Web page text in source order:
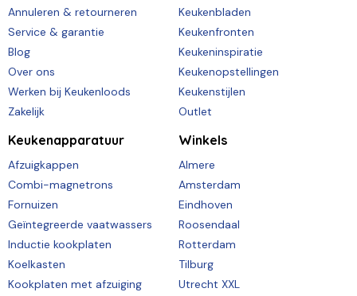
Annuleren & retourneren
Service & garantie
Blog
Over ons
Werken bij Keukenloods
Zakelijk
Keukenbladen
Keukenfronten
Keukeninspiratie
Keukenopstellingen
Keukenstijlen
Outlet
Keukenapparatuur
Afzuigkappen
Combi-magnetrons
Fornuizen
Geïntegreerde vaatwassers
Inductie kookplaten
Koelkasten
Kookplaten met afzuiging
Winkels
Almere
Amsterdam
Eindhoven
Roosendaal
Rotterdam
Tilburg
Utrecht XXL